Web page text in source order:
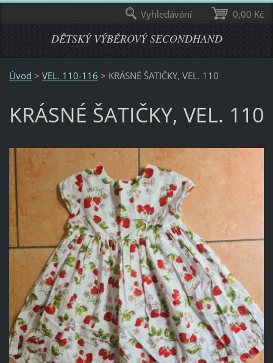
DĚTSKÝ VÝBĚROVÝ SECONDHAND
Úvod > VEL. 110-116 > KRÁSNÉ ŠATIČKY, VEL. 110
KRÁSNÉ ŠATIČKY, VEL. 110
0,00 Kč
Vyhledávání